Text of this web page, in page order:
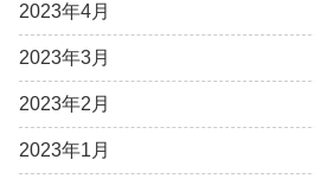
2023年4月
2023年3月
2023年2月
2023年1月